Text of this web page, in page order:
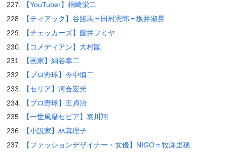
【YouTuber】桐崎栄二
【ティアック】谷勝馬＝田村憲郎＝坂井淑晃
【チェッカーズ】藤井フミヤ
【コメディアン】大村崑
【画家】絹谷幸二
【プロ野球】今中慎二
【セリア】河合宏光
【プロ野球】王貞治
【一世風靡セピア】哀川翔
【小説家】林真理子
【ファッションデザイナー・女優】NIGO＝牧瀬里穂